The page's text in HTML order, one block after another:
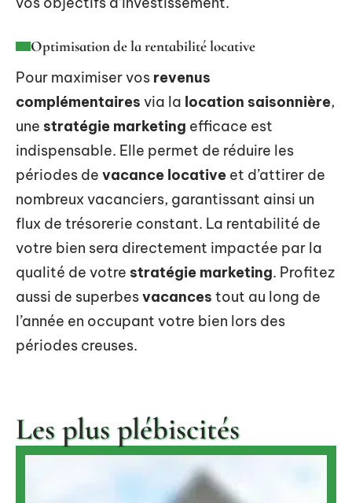
Optimisation de la rentabilité locative
Pour maximiser vos revenus
complémentaires via la location saisonnière,
une stratégie marketing efficace est
indispensable. Elle permet de réduire les
périodes de vacance locative et d’attirer de
nombreux vacanciers, garantissant ainsi un
flux de trésorerie constant. La rentabilité de
votre bien sera directement impactée par la
qualité de votre stratégie marketing. Profitez
aussi de superbesvacances tout au long de
l’année en occupant votre bien lors des
périodes creuses.
Les plus plébiscités